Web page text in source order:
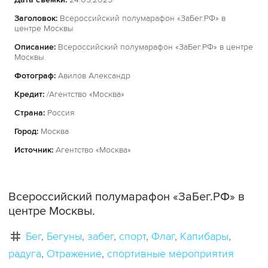
Заголовок: Всероссийский полумарафон «ЗаБег.РФ» в
центре Москвы
Описание: Всероссийский полумарафон «ЗаБег.РФ» в центре
Москвы.
Фотограф: Авилов Александр
Кредит: /Агентство «Москва»
Страна: Россия
Город: Москва
Источник: Агентство «Москва»
Всероссийский полумарафон «ЗаБег.РФ» в
центре Москвы.
Бег Бегуны забег спорт Флаг Капибары
радуга Отражение спортивные мероприятия